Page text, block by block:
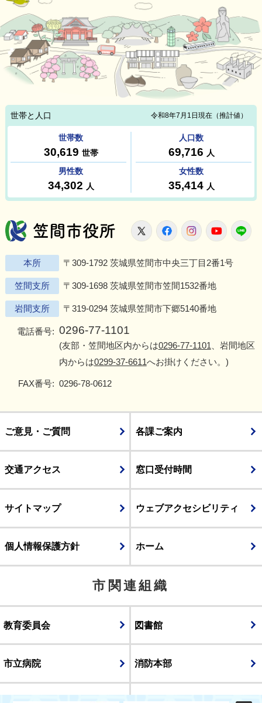
笠間市役所
X FacebookInstagram
本所 〒309-1792 茨城県笠間市中央三丁目2番1号
笠間支所 〒309-1698 茨城県笠間市笠間1532番地
岩間支所 〒319-0294 茨城県笠間市下郷5140番地
電話番号: 0296-77-1101
(友部・笠間地区内からは0296-77-1101 、岩間地区
内からは0299-37-6611へお掛けください。)
FAX番号: 0296-78-0612
ご意見・ご質問 各課ご案内
交通アクセス 窓口受付時間
サイトマップ ウェブアクセシビリティ
個人情報保護方針 ホーム
市関連組織
教育委員会 図書館
市立病院 消防本部